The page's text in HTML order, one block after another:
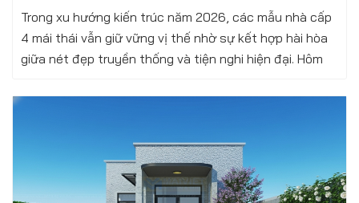
Trong xu hướng kiến trúc năm 2026, các mẫu nhà cấp
4 mái thái vẫn giữ vững vị thế nhờ sự kết hợp hài hòa
giữa nét đẹp truyền thống và tiện nghi hiện đại. Hôm